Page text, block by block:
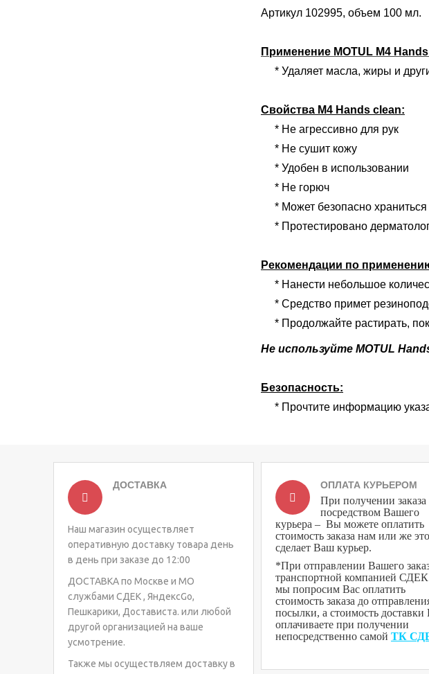
Артикул 102995, объем 100 мл.
Применение MOTUL M4 Hands
* Удаляет масла, жиры и
Свойства M4 Hands clean:
* Не агрессивно для рук
* Не сушит кожу
* Удобен в использовании
* Не горюч
* Может безопасно храниться
* Протестировано
Рекомендации по
* Нанести небольшое
* Средство примет
* Продолжайте растирать,
Не используйте MOTUL
Безопасность:
* Прочтите информацию
ДОСТАВКА
Наш магазин осуществляет
оперативную доставку товара день
в день при заказе до 12:00
ДОСТАВКА по Москве и МО
службами СДЕК , ЯндексGo,
Пешкарики, Достависта. или любой
другой организацией на ваше
усмотрение.
Также мы осуществляем доставку в
ОПЛАТА КУРЬЕРОМ
При получении заказа
посредством Вашего
курьера – Вы можете оплатить
стоимость заказа нам или же это
сделает Ваш курьер.
*При отправлении Вашего
транспортной компанией
мы попросим Вас оплатить
стоимость заказа до
посылки, а стоимость
оплачиваете при получении
непосредственно самой ТК